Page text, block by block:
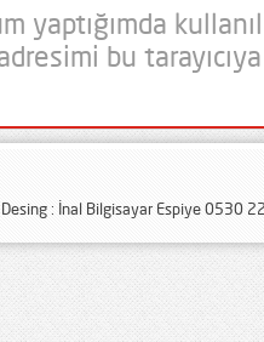
yaptığımda
bu
: İnal Bilgisayar Espiye 0530